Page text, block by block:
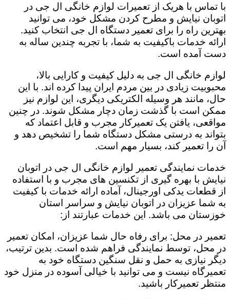
با تماس با هریک از تعمیرات لوازم خانگی ال جی در
اتوبان نیایش و مطرح کردن مشکل خود، می توانید
بهترین راه را برای تعمیر دستگاه ال جی انتخاب کنید.
ارائه خدمات باکیفیت به شما، با تجربه چندین ساله به
دست آمده است.
لوازم خانگی ال جی به دلیل کیفیت و کارایی بالا،
محبوبیت زیادی در بین مردم ایران پیدا کرده اند. با این
حال، مانند هر وسیله الکتریکی دیگری، این لوازم نیز
ممکن است با گذشت زمان دچار مشکل شوند. در چنین
مواقعی، یافتن یک تعمیرکار مجرب و قابل اعتماد که
بتواند به درستی مشکل دستگاه شما را تشخیص دهد و
آن را تعمیر کند، بسیار مهم است.
خدمات نمایندگی تعمیر لوازم خانگی ال جی در اتوبان
نیایش با بهره گیری از تکنسین های مجرب و با استفاده
از قطعات یدکی اورجینال، آماده ارائه خدمات با کیفیت
به شما عزیزان در اتوبان نیایش و سراسر استان
خوزستان می باشد. این خدمات عبارتند از:
تعمیر در محل: برای رفاه حال شما عزیزان، امکان تعمیر
در محل، توسط نمایندگی فراهم شده است. بدین ترتیب،
دیگر نیازی به حمل و نقل سنگین دستگاه خود به
تعمیرگاه نیست و می توانید با خیالی آسوده در منزل خود
منتظر تعمیرکار باشید.